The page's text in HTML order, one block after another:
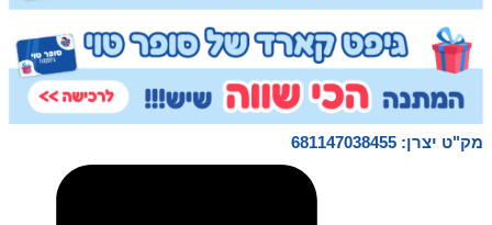
מק"ט יצרן: 681147038455